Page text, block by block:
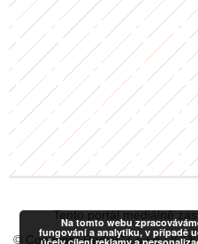
INTERNET
RÁDIA
STRÁNKY RÁDIÍ
STRÁNKY TV
TISK
Tento portál mediálně
© Copyright RadiaCZ s.r.o.,
Na tomto webu
fungování a analytiku, v případě